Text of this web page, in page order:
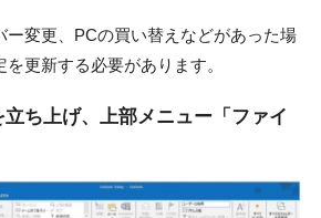
ー変更、PCの買い替えなどがあった場
更新する必要があります。
ち上げ、上部メニュー「ファイ